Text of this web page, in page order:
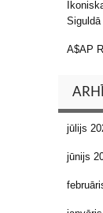
Siguldā
A$AP
jūlijs
jūnijs